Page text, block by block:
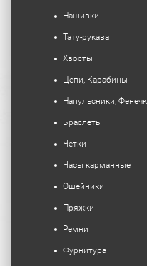
Нашивки
Тату-рукава
Хвосты
Цепи, Карабины
Напульсники,
Браслеты
Четки
Часы карманные
Ошейники
Пряжки
Ремни
Фурнитура